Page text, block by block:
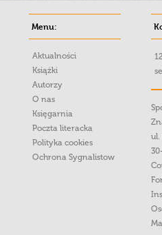
Menu:
Aktualności
Książki
Autorzy
O nas
Księgarnia
Poczta literacka
Polityka cookies
Ochrona Sygnalistow
ul.